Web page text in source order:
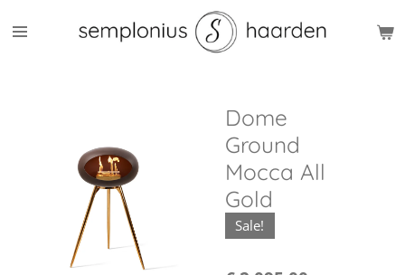
direct
Dome
Ground
Mocca All
Gold
Sale!